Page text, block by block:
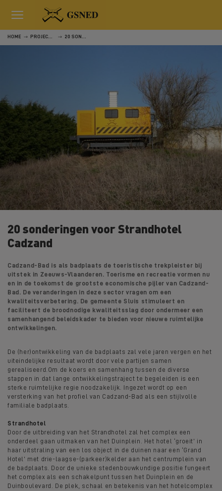
HOME PROJECTEN 20 SONDERINGEN VOOR STRANDHOTEL CADZAND
20 sonderingen voor Strandhotel
Cadzand
Cadzand-Bad is als badplaats de toeristische trekpleister bij
uitstek in Zeeuws-Vlaanderen. Toerisme en recreatie vormen nu
en in de toekomst de grootste economische pijler van Cadzand-
Bad. De veranderingen in deze sector vragen om een
kwaliteitsverbetering. De gemeente Sluis stimuleert en
faciliteert de broodnodige kwaliteitsslag door ondermeer een
samenhangend beleidskader te bieden voor nieuwe ruimtelijke
ontwikkelingen.
De (her)ontwikkeling van de badplaats zal vele jaren vergen en het
uiteindelijke resultaat wordt door vele partijen samen
gerealiseerd.Om de koers en samenhang tussen de diverse
stappen in dat lange ontwikkelingstraject te begeleiden is een
sterke ruimtelijke regie noodzakelijk. Ingezet wordt op een
versterking van het profiel van Cadzand-Bad als een stijlvolle
familiale badplaats.
Strandhotel
Door de uitbreiding van het Strandhotel zal het complex een
onderdeel gaan uitmaken van het Duinplein. Het hotel ‘groeit’ in
haar uitstraling van een los object in de duinen naar een ‘Grand
Hotel’ met drie-laagse-(parkeer)kelder aan het centrumplein van
de badplaats. Door de unieke stedenbouwkundige positie fungeert
het complex als een schakelpunt tussen het Duinplein en de
Duinboulevard. De plek, schaal en betekenis van het hotelcomplex